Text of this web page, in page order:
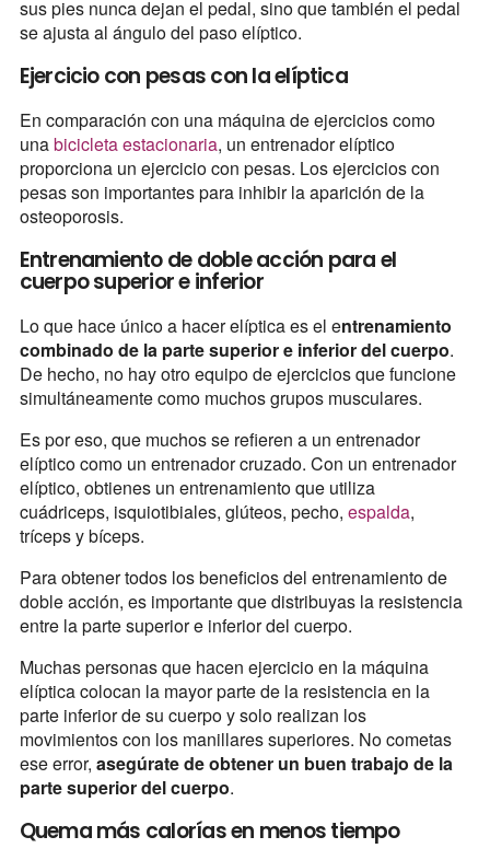
sus pies nunca dejan el pedal, sino que también el pedal
se ajusta al ángulo del paso elíptico.
Ejercicio con pesas con la elíptica
En comparación con una máquina de ejercicios como
unabicicleta estacionaria, un entrenador elíptico
proporciona un ejercicio con pesas. Los ejercicios con
pesas son importantes para inhibir la aparición de la
osteoporosis.
Entrenamiento de doble acción para el
cuerpo superior e inferior
Lo que hace único a hacer elíptica es el entrenamiento
combinado de la parte superior e inferior del cuerpo.
De hecho, no hay otro equipo de ejercicios que funcione
simultáneamente como muchos grupos musculares.
Es por eso, que muchos se refieren a un entrenador
elíptico como un entrenador cruzado. Con un entrenador
elíptico, obtienes un entrenamiento que utiliza
cuádriceps, isquiotibiales, glúteos, pecho, espalda,
tríceps y bíceps.
Para obtener todos los beneficios del entrenamiento de
doble acción, es importante que distribuyas la resistencia
entre la parte superior e inferior del cuerpo.
Muchas personas que hacen ejercicio en la máquina
elíptica colocan la mayor parte de la resistencia en la
parte inferior de su cuerpo y solo realizan los
movimientos con los manillares superiores. No cometas
ese error, asegúrate de obtener un buen trabajo de la
parte superior del cuerpo.
Quema más calorías en menos tiempo